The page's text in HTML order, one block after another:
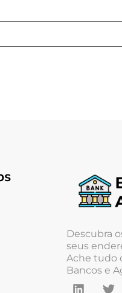
Descubra
seus
Ache tudo
Bancos e